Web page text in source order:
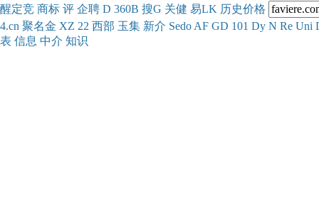
醒定竞 商标 评 企聘 D 360B 搜G 关健 易LK 历史价格
4.cn 聚名金 XZ 22 西部 玉集 新介 Sedo AF GD 101 Dy N Re Uni
表 信息 中介 知识